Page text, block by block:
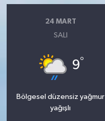
24 MART
SALI
9°
Bölgesel düzensiz yağmur
yağışlı